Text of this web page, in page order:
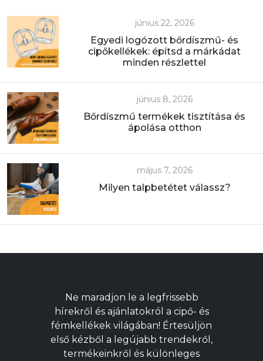
június 22, 2026
Egyedi logózott bőrdíszmű- és
cipőkellékek: építsd a márkádat
minden részlettel
június 8, 2026
Bőrdíszmű termékek tisztítása és
ápolása otthon
május 7, 2026
Milyen talpbetétet válassz?
Ne maradjon le a legfrissebb
hírekről és ajánlatokról a cipő- és
fémkellékek világában! Értesüljön
első kézből a legújabb trendekről,
termékeinkről és különleges